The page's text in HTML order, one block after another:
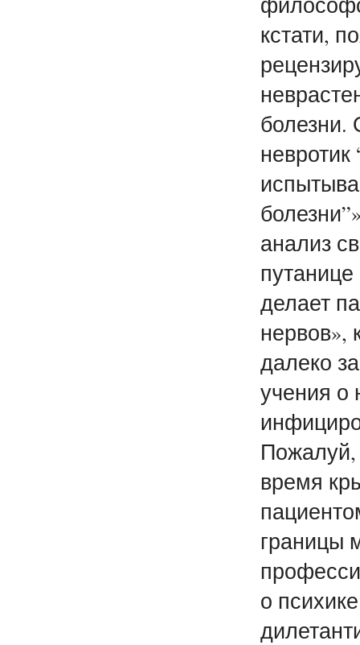
кстати,
болезни.
невротик
анализ
делает
нервов»,
далеко
учения о
Пожалуй,
время
границы
о